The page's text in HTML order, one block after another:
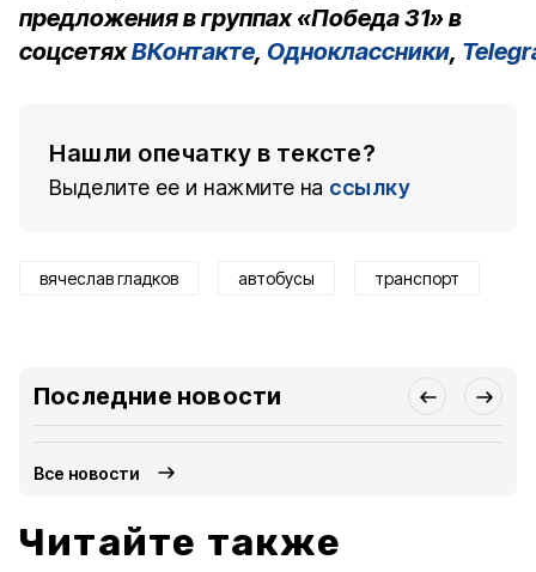
предложения в группах «Победа 31» в
соцсетяхВКонтакте, Одноклассники,
Нашли опечатку в тексте?
Выделите ее и нажмите на ссылку
вячеслав гладков автобусы транспорт
Последние новости
Все новости
Читайте также